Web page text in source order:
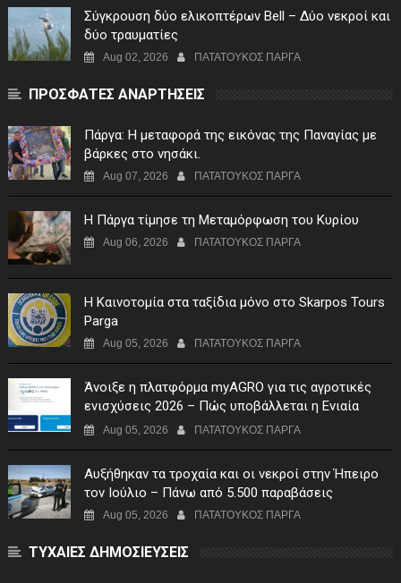
Σύγκρουση δύο ελικοπτέρων Bell – Δύο νεκροί και
δύο τραυματίες
Aug 02, 2026 ΠΑΤΑΤΟΥΚΟΣ ΠΑΡΓΑ
ΠΡΟΣΦΑΤΕΣ ΑΝΑΡΤΗΣΕΙΣ
Πάργα: Η μεταφορά της εικόνας της Παναγίας με
βάρκες στο νησάκι.
Aug 07, 2026 ΠΑΤΑΤΟΥΚΟΣ ΠΑΡΓΑ
Η Πάργα τίμησε τη Μεταμόρφωση του Κυρίου
Aug 06, 2026 ΠΑΤΑΤΟΥΚΟΣ ΠΑΡΓΑ
Η Καινοτομία στα ταξίδια μόνο στο Skarpos Tours
Parga
Aug 05, 2026 ΠΑΤΑΤΟΥΚΟΣ ΠΑΡΓΑ
Άνοιξε η πλατφόρμα myAGRO για τις αγροτικές
ενισχύσεις 2026 – Πώς υποβάλλεται η Ενιαία
Αίτηση Ενίσχυσης
Aug 05, 2026 ΠΑΤΑΤΟΥΚΟΣ ΠΑΡΓΑ
Αυξήθηκαν τα τροχαία και οι νεκροί στην Ήπειρο
τον Ιούλιο – Πάνω από 5.500 παραβάσεις
Aug 05, 2026 ΠΑΤΑΤΟΥΚΟΣ ΠΑΡΓΑ
ΤΥΧΑΙΕΣ ΔΗΜΟΣΙΕΥΣΕΙΣ